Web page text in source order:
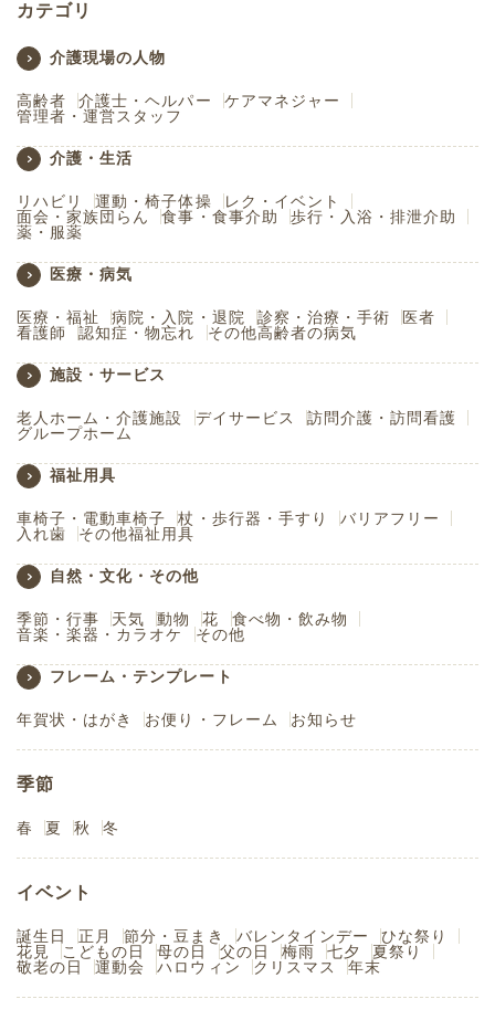
カテゴリ
介護現場の人物
高齢者 介護士・ヘルパー
ケアマネジャー
管理者・運営スタッフ
介護・生活
リハビリ 運動・椅子体操
レク・イベント
面会・家族団らん
食事・食事介助
歩行・入浴・排泄介助
薬・服薬
医療・病気
医療・福祉 病院・入院・退院 診察・治療・手術
医者
看護師
認知症・物忘れ その他高齢者の病気
施設・サービス
老人ホーム・介護施設 デイサービス
訪問介護・訪問看護
グループホーム
福祉用具
車椅子・電動車椅子 杖・歩行器・手すり
バリアフリー
入れ歯
その他福祉用具
自然・文化・その他
季節・行事 天気 動物 花
食べ物・飲み物
音楽・楽器・カラオケ
その他
フレーム・テンプレート
年賀状・はがき お便り・フレーム お知らせ
季節
春 夏 秋 冬
イベント
誕生日 正月 節分・豆まき バレンタインデー
ひな祭り
花見
こどもの日 母の日 父の日 梅雨 七夕
夏祭り
敬老の日
運動会 ハロウィン クリスマス 年末